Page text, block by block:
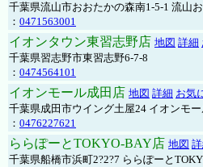
千葉県流山市おおたかの森南1-5-1 流山
： 0471563001
イオンタウン東習志野店 地図 詳細
千葉県習志野市東習志野6-7-8
： 0474564101
イオンモール成田店 地図 詳細 お気
千葉県成田市ウイング土屋24 イオンモ
： 0476227621
ららぽーとTOKYO-BAY店 地図
千葉県船橋市浜町2?2?7 ららぽーと